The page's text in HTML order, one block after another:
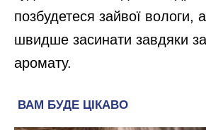
позбудетеся зайвої вологи,
швидше засинати завдяки
аромату.